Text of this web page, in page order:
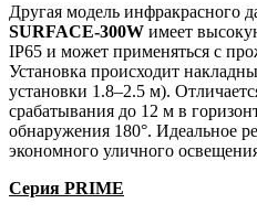
Другая модель инфракрасного
SURFACE-300W имеет
IP65 и может применяться с
Установка происходит
установки 1.8–2.5 м).
срабатывания до 12 м в
обнаружения 180°. Идеальное
экономного уличного
Серия PRIME